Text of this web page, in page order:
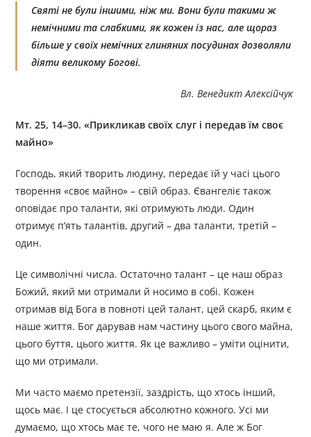
Святі не були іншими, ніж ми. Вони були такими ж
немічними та слабкими, як кожен із нас, але щораз
більше у своїх немічних глиняних посудинах дозволяли
діяти великому Богові.
Вл. Венедикт Алексійчук
Мт. 25, 14–30. «Прикликав своїх слуг і передав їм своє
майно»
Господь, який творить людину, передає їй у часі цього
творення «своє майно» – свій образ. Євангеліє також
оповідає про таланти, які отримують люди. Один
отримує п’ять талантів, другий – два таланти, третій –
один.
Це символічні числа. Остаточно талант – це наш образ
Божий, який ми отримали й носимо в собі. Кожен
отримав від Бога в повноті цей талант, цей скарб, яким є
наше життя. Бог дарував нам частину цього свого майна,
цього буття, цього життя. Як це важливо – уміти оцінити,
що ми отримали.
Ми часто маємо претензії, заздрість, що хтось інший,
щось має. І це стосується абсолютно кожного. Усі ми
думаємо, що хтось має те, чого не маю я. Але ж Бог